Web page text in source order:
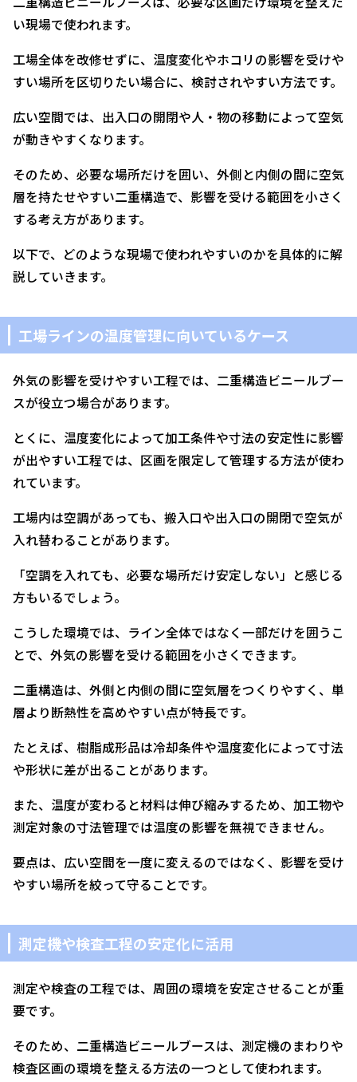
い現場で使われます。
工場全体を改修せずに、温度変化やホコリの影響を受けや
すい場所を区切りたい場合に、検討されやすい方法です。
広い空間では、出入口の開閉や人・物の移動によって空気
が動きやすくなります。
そのため、必要な場所だけを囲い、外側と内側の間に空気
層を持たせやすい二重構造で、影響を受ける範囲を小さく
する考え方があります。
以下で、どのような現場で使われやすいのかを具体的に解
説していきます。
工場ラインの温度管理に向いているケース
外気の影響を受けやすい工程では、二重構造ビニールブー
スが役立つ場合があります。
とくに、温度変化によって加工条件や寸法の安定性に影響
が出やすい工程では、区画を限定して管理する方法が使わ
れています。
工場内は空調があっても、搬入口や出入口の開閉で空気が
入れ替わることがあります。
「空調を入れても、必要な場所だけ安定しない」と感じる
方もいるでしょう。
こうした環境では、ライン全体ではなく一部だけを囲うこ
とで、外気の影響を受ける範囲を小さくできます。
二重構造は、外側と内側の間に空気層をつくりやすく、単
層より断熱性を高めやすい点が特長です。
たとえば、樹脂成形品は冷却条件や温度変化によって寸法
や形状に差が出ることがあります。
また、温度が変わると材料は伸び縮みするため、加工物や
測定対象の寸法管理では温度の影響を無視できません。
要点は、広い空間を一度に変えるのではなく、影響を受け
やすい場所を絞って守ることです。
測定機や検査工程の安定化に活用
測定や検査の工程では、周囲の環境を安定させることが重
要です。
そのため、二重構造ビニールブースは、測定機のまわりや
検査区画の環境を整える方法の一つとして使われます。